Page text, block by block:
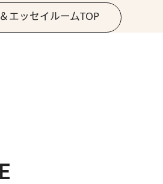
エッセイルームTOP